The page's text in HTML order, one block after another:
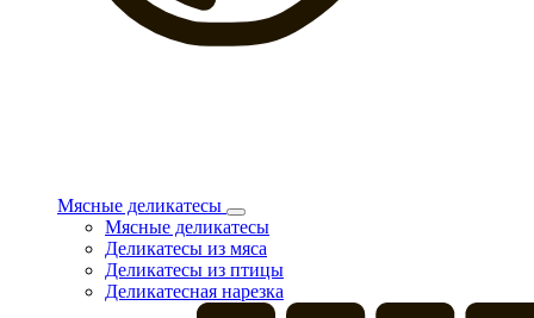
Мясные деликатесы
Мясные деликатесы
Деликатесы из мяса
Деликатесы из птицы
Деликатесная нарезка